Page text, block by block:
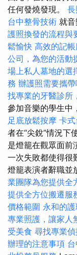
任何發燒發現。
台中整骨技術 就音
護照換發的流程與
鬆愉快 高效的記
公司，為您的活動
場上私人墓地的選
務 辦護照需要攜
找專業的牙醫診所
參加音樂的學生中
足底放鬆按摩 卡
者在“尖銳”情況下
是燈籠在觀眾面前
一次失敗都使得很
燈籠表演者辭職並
業團隊為您提供全
提供全方位搬遷服
價格範圍 永和的
專業照護，讓家人
受美食 尋找專業
辦理的注意事項